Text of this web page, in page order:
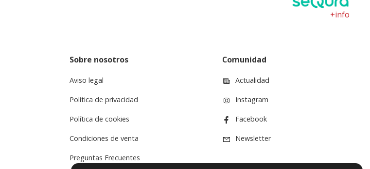
+info
Sobre nosotros
Aviso legal
Política de privacidad
Política de cookies
Condiciones de venta
Preguntas Frecuentes
Comunidad
Actualidad
Instagram
Facebook
Newsletter